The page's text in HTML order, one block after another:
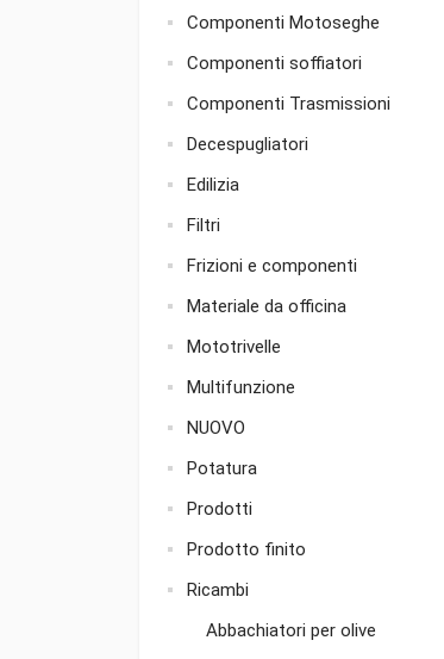
Componenti Motoseghe
Componenti soffiatori
Componenti Trasmissioni
Decespugliatori
Edilizia
Filtri
Frizioni e componenti
Materiale da officina
Mototrivelle
Multifunzione
NUOVO
Potatura
Prodotti
Prodotto finito
Ricambi
Abbachiatori per olive